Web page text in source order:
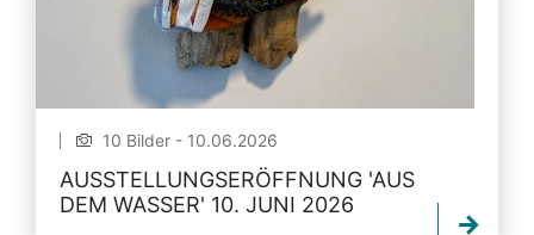
10 Bilder - 10.06.2026
AUSSTELLUNGSERÖFFNUNG 'AUS
DEM WASSER' 10. JUNI 2026